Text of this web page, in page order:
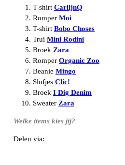
T-shirt CarlijnQ
Romper Moi
T-shirt Bobo Choses
Trui Mini Rodini
Broek Zara
Romper Organic Zoo
Beanie Mingo
Slofjes Clic!
Broek I Dig Denim
Sweater Zara
Welke items kies jij?
Delen via: